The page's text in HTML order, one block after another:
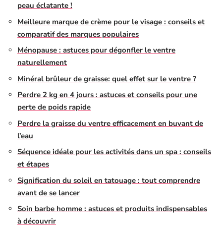
peau éclatante !
Meilleure marque de crème pour le visage : conseils et
comparatif des marques populaires
Ménopause : astuces pour dégonfler le ventre
naturellement
Minéral brûleur de graisse: quel effet sur le ventre ?
Perdre 2 kg en 4 jours : astuces et conseils pour une
perte de poids rapide
Perdre la graisse du ventre efficacement en buvant de
l’eau
Séquence idéale pour les activités dans un spa : conseils
et étapes
Signification du soleil en tatouage : tout comprendre
avant de se lancer
Soin barbe homme : astuces et produits indispensables
à découvrir